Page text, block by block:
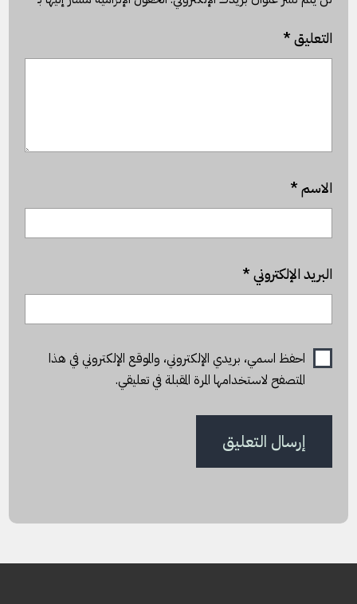
التعليق*
الاسم*
البريد الإلكتروني*
احفظ اسمي، بريدي الإلكتروني، والموقع الإلكتروني في هذا
المتصفح لاستخدامها المرة المقبلة في تعليقي.